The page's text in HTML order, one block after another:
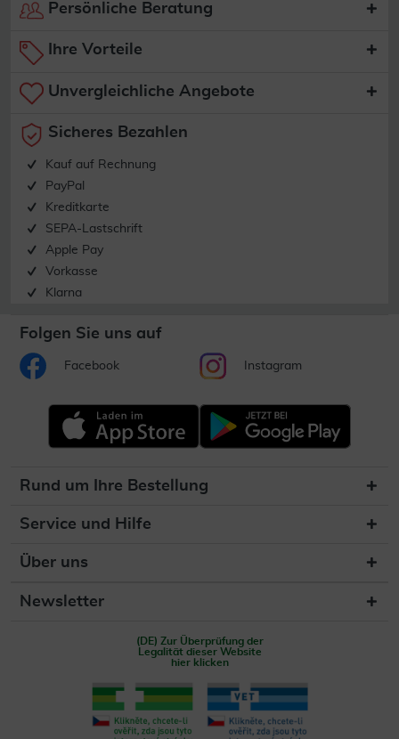
Persönliche Beratung
Ihre Vorteile
Unvergleichliche Angebote
Sicheres Bezahlen
Kauf auf Rechnung
PayPal
Kreditkarte
SEPA-Lastschrift
Apple Pay
Vorkasse
Klarna
Folgen Sie uns auf
Facebook Instagram
Rund um Ihre Bestellung
Service und Hilfe
Über uns
Newsletter
(DE) Zur Überprüfung der
Legalität dieser Website
hier klicken